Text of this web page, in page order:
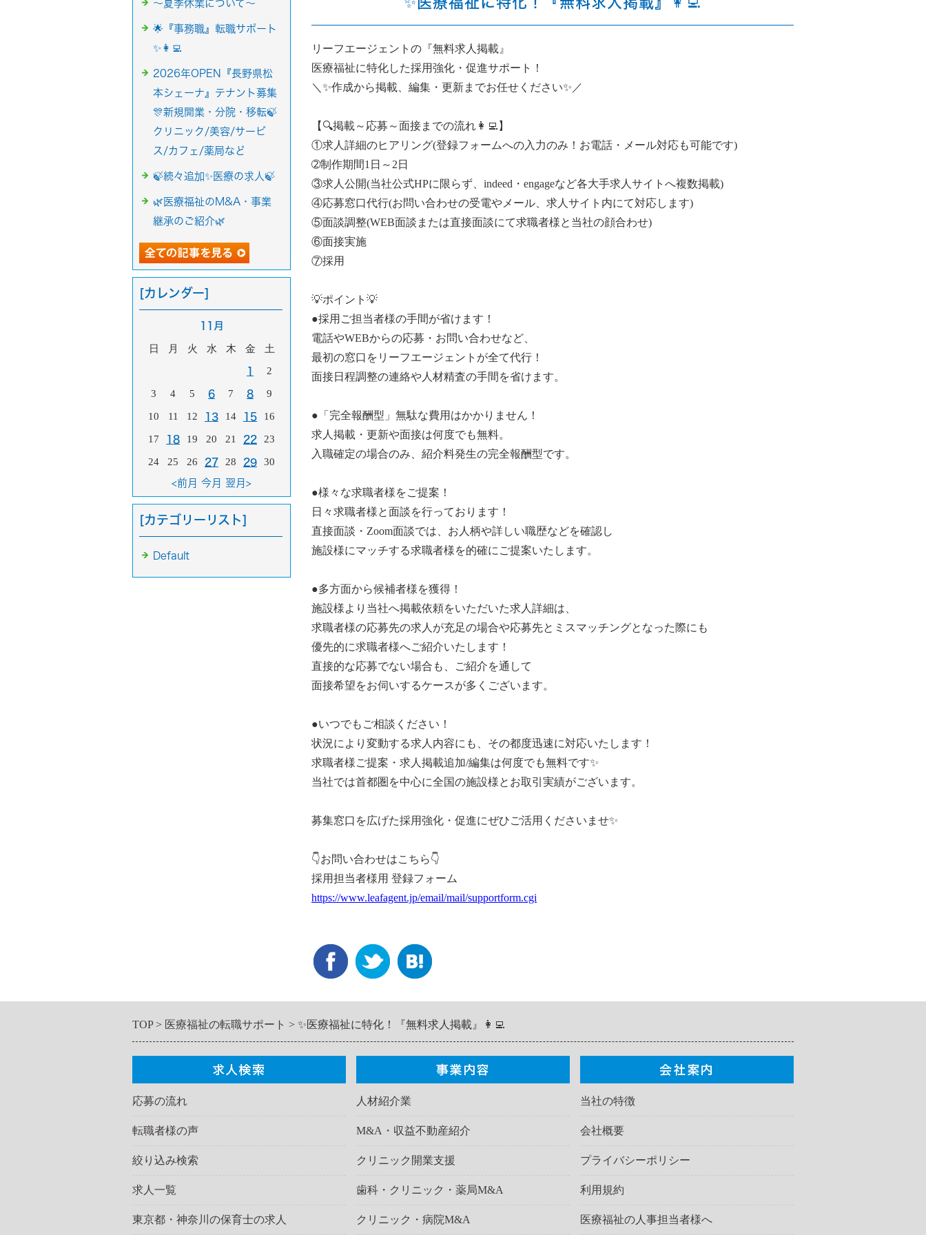
リーフエージェントの『無料求人掲載』
医療福祉に特化した採用強化・促進サポート！
＼✨作成から掲載、編集・更新までお任せください✨／
【🔍掲載～応募～面接までの流れ👩‍💻】
①求人詳細のヒアリング(登録フォームへの入力のみ！お電話・メール対応も可能です)
➁制作期間1日～2日
③求人公開(当社公式HPに限らず、indeed・engageなど各大手求人サイトへ複数掲載)
④応募窓口代行(お問い合わせの受電やメール、求人サイト内にて対応します)
⑤面談調整(WEB面談または直接面談にて求職者様と当社の顔合わせ)
⑥面接実施
⑦採用
💡ポイント💡
●採用ご担当者様の手間が省けます！
電話やWEBからの応募・お問い合わせなど、
最初の窓口をリーフエージェントが全て代行！
面接日程調整の連絡や人材精査の手間を省けます。
●「完全報酬型」無駄な費用はかかりません！
求人掲載・更新や面接は何度でも無料。
入職確定の場合のみ、紹介料発生の完全報酬型です。
●様々な求職者様をご提案！
日々求職者様と面談を行っております！
直接面談・Zoom面談では、お人柄や詳しい職歴などを確認し
施設様にマッチする求職者様を的確にご提案いたします。
●多方面から候補者様を獲得！
施設様より当社へ掲載依頼をいただいた求人詳細は、
求職者様の応募先の求人が充足の場合や応募先とミスマッチングとなった際にも
優先的に求職者様へご紹介いたします！
直接的な応募でない場合も、ご紹介を通して
面接希望をお伺いするケースが多くございます。
●いつでもご相談ください！
状況により変動する求人内容にも、その都度迅速に対応いたします！
求職者様ご提案・求人掲載追加/編集は何度でも無料です✨
当社では首都圏を中心に全国の施設様とお取引実績がございます。
募集窓口を広げた採用強化・促進にぜひご活用くださいませ✨
👇お問い合わせはこちら👇
採用担当者様用 登録フォーム
https://www.leafagent.jp/email/mail/supportform.cgi
～夏季休業について～
🌟『事務職』転職サポート
✨👩‍💻
2026年OPEN『長野県松
本シェーナ』テナント募集
🎊新規開業・分院・移転🍃
クリニック/美容/サービ
ス/カフェ/薬局など
🍃続々追加✨医療の求人🍃
🌿医療福祉のM&A・事業
継承のご紹介🌿
[カレンダー]
11月
日 月 火 水 木 金 土
1 2
3 4 5 6 7 8 9
10 11 12 13 14 15 16
17 18 19 20 21 22 23
24 25 26 27 28 29 30
<前月 今月 翌月>
[カテゴリーリスト]
Default
TOP 医療福祉の転職サポート ✨医療福祉に特化！『無料求人掲載』👩‍💻
応募の流れ
転職者様の声
絞り込み検索
求人一覧
東京都・神奈川の保育士の求人
人材紹介業
M&A・収益不動産紹介
クリニック開業支援
歯科・クリニック・薬局M&A
クリニック・病院M&A
当社の特徴
会社概要
プライバシーポリシー
利用規約
医療福祉の人事担当者様へ